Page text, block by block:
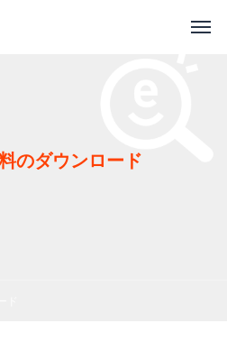
のダウンロード